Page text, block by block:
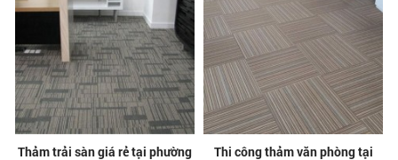
Thảm trải sàn giá rẻ tại phường
Thi công thảm văn phòng tại